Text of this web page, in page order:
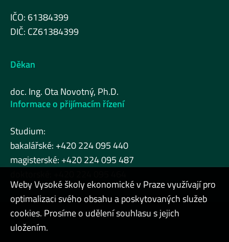
IČO: 61384399
DIČ: CZ61384399
Děkan
doc. Ing. Ota Novotný, Ph.D.
Informace o přijímacím řízení
Studium:
bakalářské: +420 224 095 440
magisterské: +420 224 095 487
Admin
Weby Vysoké školy ekonomické v Praze využívají pro
optimalizaci svého obsahu a poskytovaných služeb
cookies. Prosíme o udělení souhlasu s jejich
uložením.